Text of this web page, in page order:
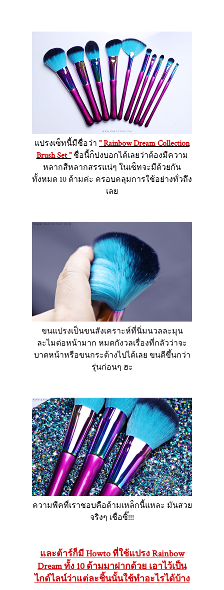
แปรงเซ็ทนี้มีชื่อว่า " Rainbow Dream Collection
Brush Set "ชื่อนี้ก็บ่งบอกได้เลยว่าต้องมีความ
หลากสีหลากสรรแน่ๆ ในเซ็ทจะมีด้วยกัน
ทั้งหมด 10 ด้ามค่ะ ครอบคลุมการใช้อย่างทั่วถึง
เลย
ขนแปรงเป็นขนสังเคราะห์ที่นิ่มนวลละมุน
ละไมต่อหน้ามาก หมดกังวลเรื่องที่กลัวว่าจะ
บาดหน้าหรือขนกระด้างไปได้เลย ขนดีขึ้นกว่า
รุ่นก่อนๆ ฮะ
ความพีคที่เราชอบคือด้ามเหล็กนี้แหละ มันสวย
จริงๆ เชื่อซิ๊!!!
และต้าร์ก็มี Howto ที่ใช้แปรง Rainbow
Dream ทั้ง 10 ด้ามมาฝากด้วย เอาไว้เป็น
ไกด์ไลน์ว่าแต่ละชิ้นนั้นใช้ทำอะไรได้บ้าง